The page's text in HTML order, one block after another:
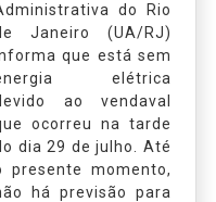
do Rio
Janeiro (UA/RJ)
que está sem
elétrica
ao vendaval
ocorreu na tarde
dia 29 de julho. Até
presente momento,
há previsão para